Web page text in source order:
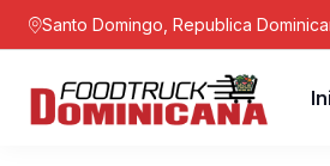
Santo Domingo, Republica